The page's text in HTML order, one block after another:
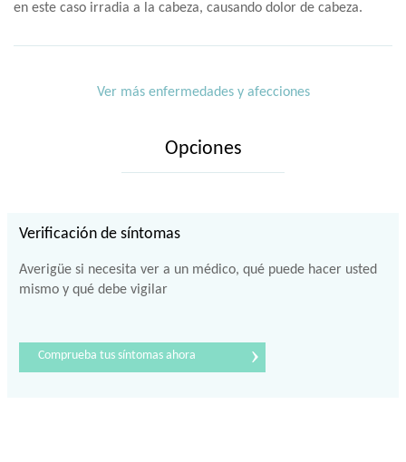
en este caso irradia a la cabeza, causando dolor de cabeza.
Ver más enfermedades y afecciones
Opciones
Verificación de síntomas
Averigüe si necesita ver a un médico, qué puede hacer usted
mismo y qué debe vigilar
Comprueba tus síntomas ahora ›